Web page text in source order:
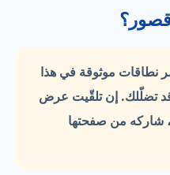
نطاقات موثوقة في هذا
تضلّلك. إن تلقّيت عرض
شاركه من صفحتها